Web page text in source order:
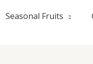
Seasonal Fruits